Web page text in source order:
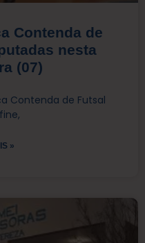
Contenda de
nesta
(07)
Contenda de Futsal
»